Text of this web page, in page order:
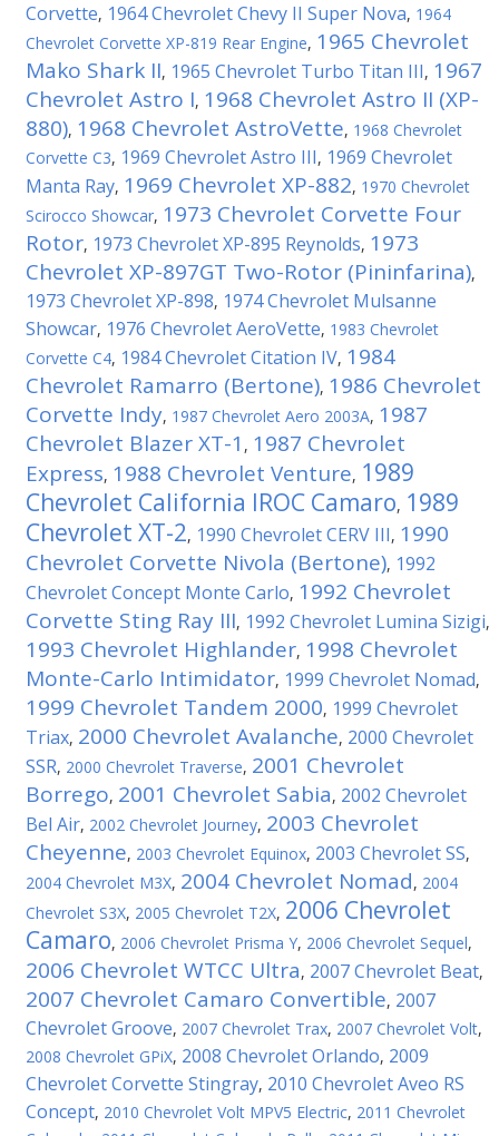
Corvette, 1964 Chevrolet Chevy II Super Nova, 1964
Chevrolet Corvette XP-819 Rear Engine, 1965 Chevrolet
Mako Shark II, 1965 Chevrolet Turbo Titan III, 1967
Chevrolet Astro I, 1968 Chevrolet Astro II (XP-
880), 1968 Chevrolet AstroVette, 1968 Chevrolet
Corvette C3, 1969 Chevrolet Astro III, 1969 Chevrolet
Manta Ray, 1969 Chevrolet XP-882, 1970 Chevrolet
Scirocco Showcar, 1973 Chevrolet Corvette Four
Rotor, 1973 Chevrolet XP-895 Reynolds, 1973
Chevrolet XP-897GT Two-Rotor (Pininfarina),
1973 Chevrolet XP-898, 1974 Chevrolet Mulsanne
Showcar, 1976 Chevrolet AeroVette, 1983 Chevrolet
Corvette C4, 1984 Chevrolet Citation IV, 1984
Chevrolet Ramarro (Bertone), 1986 Chevrolet
Corvette Indy, 1987 Chevrolet Aero 2003A, 1987
Chevrolet Blazer XT-1 , 1987 Chevrolet
Express, 1988 Chevrolet Venture, 1989
Chevrolet California IROC Camaro, 1989
Chevrolet XT-2, 1990 Chevrolet CERV III, 1990
Chevrolet Corvette Nivola (Bertone), 1992
Chevrolet Concept Monte Carlo, 1992 Chevrolet
Corvette Sting Ray III, 1992 Chevrolet Lumina Sizigi,
1993 Chevrolet Highlander, 1998 Chevrolet
Monte-Carlo Intimidator, 1999 Chevrolet Nomad,
1999 Chevrolet Tandem 2000, 1999 Chevrolet
Triax, 2000 Chevrolet Avalanche, 2000 Chevrolet
SSR, 2000 Chevrolet Traverse, 2001 Chevrolet
Borrego, 2001 Chevrolet Sabia, 2002 Chevrolet
Bel Air, 2002 Chevrolet Journey, 2003 Chevrolet
Cheyenne, 2003 Chevrolet Equinox, 2003 Chevrolet SS,
2004 Chevrolet M3X, 2004 Chevrolet Nomad, 2004
Chevrolet S3X, 2005 Chevrolet T2X, 2006 Chevrolet
Camaro, 2006 Chevrolet Prisma Y, 2006 Chevrolet Sequel,
2006 Chevrolet WTCC Ultra, 2007 Chevrolet Beat,
2007 Chevrolet Camaro Convertible, 2007
Chevrolet Groove, 2007 Chevrolet Trax, 2007 Chevrolet Volt,
2008 Chevrolet GPiX, 2008 Chevrolet Orlando, 2009
Chevrolet Corvette Stingray, 2010 Chevrolet Aveo RS
Concept, 2010 Chevrolet Volt MPV5 Electric, 2011 Chevrolet